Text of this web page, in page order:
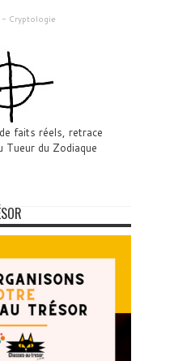
- Cryptologie
faits réels, retrace
Tueur du Zodiaque